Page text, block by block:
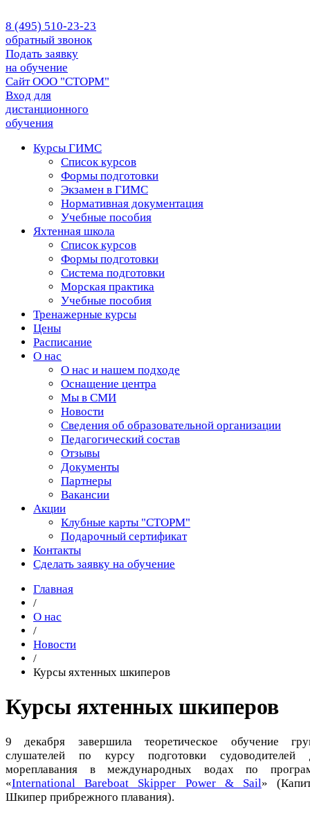
8 (495) 510-23-23
обратный звонок
Подать заявку
на обучение
Сайт ООО "СТОРМ"
Вход для
дистанционного
обучения
Курсы ГИМС
Список курсов
Формы подготовки
Экзамен в ГИМС
Нормативная документация
Учебные пособия
Яхтенная школа
Список курсов
Формы подготовки
Cистема подготовки
Морская практика
Учебные пособия
Тренажерные курсы
Цены
Расписание
О нас
О нас и нашем подходе
Оснащение центра
Мы в СМИ
Новости
Сведения об образовательной организации
Педагогический состав
Отзывы
Документы
Партнеры
Вакансии
Акции
Клубные карты "СТОРМ"
Подарочный сертификат
Контакты
Сделать заявку на обучение
Главная
/
О нас
/
Новости
/
Курсы яхтенных шкиперов
Курсы яхтенных шкиперов
9 декабря завершила теоретическое обучение
слушателей по курсу подготовки судоводителей
мореплавания в международных водах по
«International Bareboat Skipper Power & Sаil»
Шкипер прибрежного плавания).